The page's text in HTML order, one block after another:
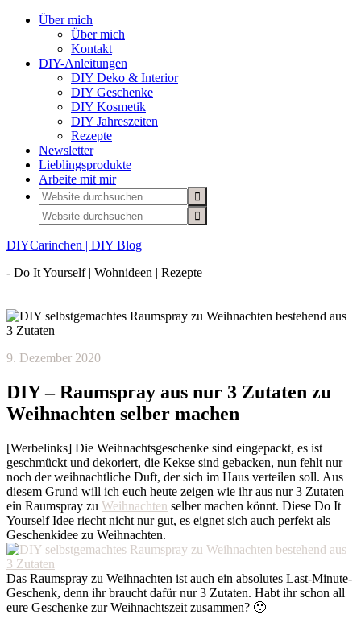
Über mich
Über mich
Kontakt
DIY-Anleitungen
DIY Deko & Interior
DIY Geschenke
DIY Kosmetik
DIY Jahreszeiten
Rezepte
Newsletter
Lieblingsprodukte
Arbeite mit mir
DIYCarinchen | DIY Blog
- Do It Yourself | Wohnideen | Rezepte
9. Dezember 2020
DIY – Raumspray aus nur 3 Zutaten zu
Weihnachten selber machen
[Werbelinks] Die Weihnachtsgeschenke sind eingepackt, es ist
geschmückt und dekoriert, die Kekse sind gebacken, nun fehlt nur
noch der weihnachtliche Duft, der sich im Haus verteilen soll. Aus
diesem Grund will ich euch heute zeigen wie ihr aus nur 3 Zutaten
ein Raumspray zu Weihnachten selber machen könnt. Diese Do It
Yourself Idee riecht nicht nur gut, es eignet sich auch perfekt als
Geschenkidee zu Weihnachten.
Das Raumspray zu Weihnachten ist auch ein absolutes Last-Minute-
Geschenk, denn ihr braucht dafür nur 3 Zutaten. Habt ihr schon all
eure Geschenke zur Weihnachtszeit zusammen? 🙂